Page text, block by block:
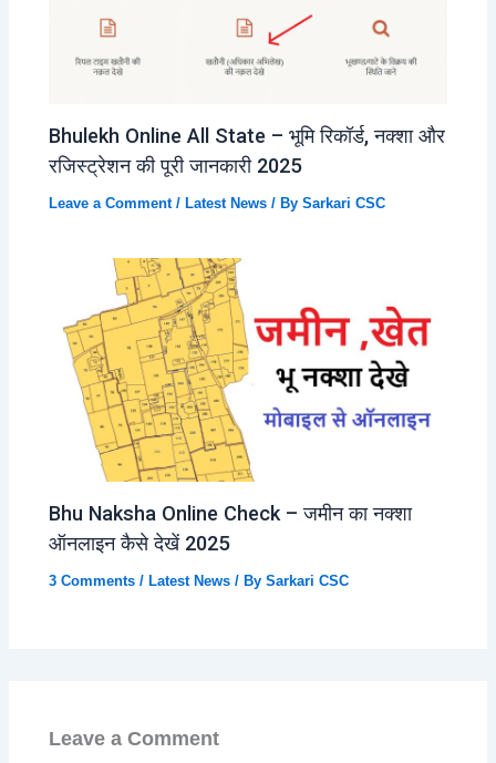
Bhulekh Online All State – भूमि रिकॉर्ड, नक्शा और
रजिस्ट्रेशन की पूरी जानकारी 2025
Leave a Comment /Latest News / BySarkari CSC
Bhu Naksha Online Check – जमीन का नक्शा
ऑनलाइन कैसे देखें 2025
3 Comments / Latest News / BySarkari CSC
Leave a Comment